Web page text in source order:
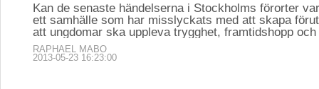
Kan de senaste händelserna i Stockholms förorter
ett samhälle som har misslyckats med att skapa
att ungdomar ska uppleva trygghet, framtidshopp
RAPHAEL MABO
2013-05-23 16:23:00